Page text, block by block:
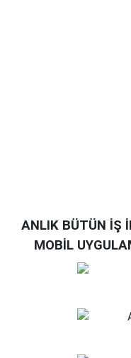
ANLIK BÜTÜN İŞ
MOBİL